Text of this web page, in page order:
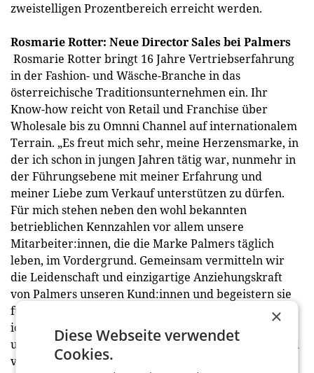
zweistelligen Prozentbereich erreicht werden.
Rosmarie Rotter: Neue Director Sales bei Palmers
Rosmarie Rotter bringt 16 Jahre Vertriebserfahrung
in der Fashion- und Wäsche-Branche in das
österreichische Traditionsunternehmen ein. Ihr
Know-how reicht von Retail und Franchise über
Wholesale bis zu Omnni Channel auf internationalem
Terrain. „Es freut mich sehr, meine Herzensmarke, in
der ich schon in jungen Jahren tätig war, nunmehr in
der Führungsebene mit meiner Erfahrung und
meiner Liebe zum Verkauf unterstützen zu dürfen.
Für mich stehen neben den wohl bekannten
betrieblichen Kennzahlen vor allem unsere
Mitarbeiter:innen, die die Marke Palmers täglich
leben, im Vordergrund. Gemeinsam vermitteln wir
die Leidenschaft und einzigartige Anziehungskraft
von Palmers unseren Kund:innen und begeistern sie
für uns. Zusammen mit Heike-Stefanie Bodamer habe
ich die Vision, die Marke Palmers mit Leidenschaft
und profundem Know-how noch mehr zu stärken und
voranzutreiben“, betont Rosmarie Rotter, Director
×
Diese Webseite verwendet
Cookies.